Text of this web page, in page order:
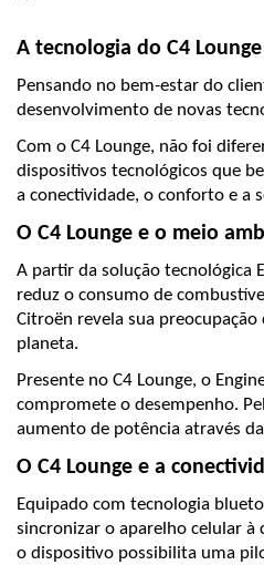
A tecnologia do C4 Lounge
Pensando no bem-estar do
desenvolvimento de novas
Com o C4 Lounge, não foi
dispositivos tecnológicos que
a conectividade, o conforto e a
O C4 Lounge e o meio
A partir da solução tecnológica
reduz o consumo de
Citroën revela sua
planeta.
Presente no C4 Lounge, o
compromete o desempenho.
aumento de potência através
O C4 Lounge e a
Equipado com tecnologia
sincronizar o aparelho celular
o dispositivo possibilita uma